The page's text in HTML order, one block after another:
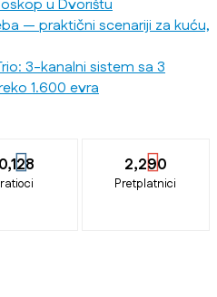
u Dvorištu
— praktični scenariji za kuću,
3-kanalni sistem sa 3
1.600 evra
2,290
Pretplatnici